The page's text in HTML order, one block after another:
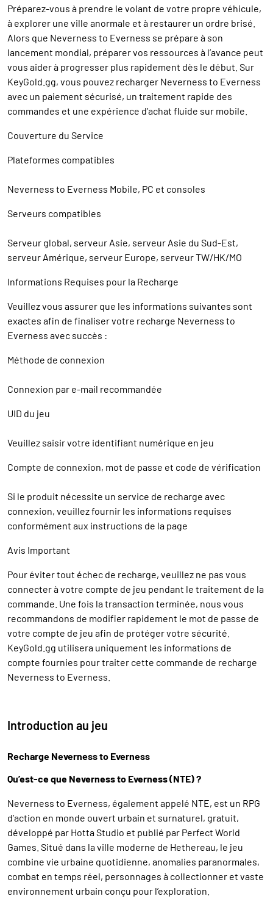
Préparez-vous à prendre le volant de votre propre véhicule,
à explorer une ville anormale et à restaurer un ordre brisé.
Alors que Neverness to Everness se prépare à son
lancement mondial, préparer vos ressources à l’avance peut
vous aider à progresser plus rapidement dès le début. Sur
KeyGold.gg, vous pouvez recharger Neverness to Everness
avec un paiement sécurisé, un traitement rapide des
commandes et une expérience d’achat fluide sur mobile.
Couverture du Service
Plateformes compatibles
Neverness to Everness Mobile, PC et consoles
Serveurs compatibles
Serveur global, serveur Asie, serveur Asie du Sud-Est,
serveur Amérique, serveur Europe, serveur TW/HK/MO
Informations Requises pour la Recharge
Veuillez vous assurer que les informations suivantes sont
exactes afin de finaliser votre recharge Neverness to
Everness avec succès :
Méthode de connexion
Connexion par e-mail recommandée
UID du jeu
Veuillez saisir votre identifiant numérique en jeu
Compte de connexion, mot de passe et code de vérification
Si le produit nécessite un service de recharge avec
connexion, veuillez fournir les informations requises
conformément aux instructions de la page
Avis Important
Pour éviter tout échec de recharge, veuillez ne pas vous
connecter à votre compte de jeu pendant le traitement de la
commande. Une fois la transaction terminée, nous vous
recommandons de modifier rapidement le mot de passe de
votre compte de jeu afin de protéger votre sécurité.
KeyGold.gg utilisera uniquement les informations de
compte fournies pour traiter cette commande de recharge
Neverness to Everness.
Introduction au jeu
Recharge Neverness to Everness
Qu’est-ce que Neverness to Everness (NTE) ?
Neverness to Everness, également appelé NTE, est un RPG
d’action en monde ouvert urbain et surnaturel, gratuit,
développé par Hotta Studio et publié par Perfect World
Games. Situé dans la ville moderne de Hethereau, le jeu
combine vie urbaine quotidienne, anomalies paranormales,
combat en temps réel, personnages à collectionner et vaste
environnement urbain conçu pour l’exploration.